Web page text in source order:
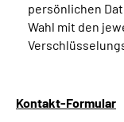
persönlichen
Wahl mit den
Kontakt-Formular